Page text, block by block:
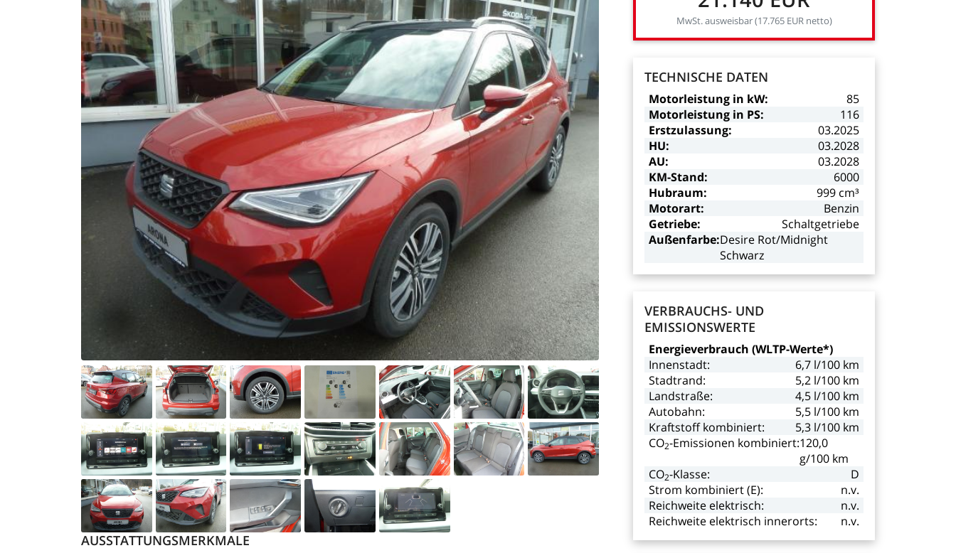
AUSSTATTUNGSMERKMALE
MwSt.ausweisbar(17.765 EUR netto)
TECHNISCHE DATEN
Motorleistung in kW:
85
Motorleistung in PS:
116
Erstzulassung:
03.2025
HU:
03.2028
AU:
03.2028
KM-Stand:
6000
Hubraum:
999 cm³
Motorart:
Benzin
Getriebe:
Schaltgetriebe
Außenfarbe:Desire Rot/Midnight
Schwarz
VERBRAUCHS- UND
EMISSIONSWERTE
Energieverbrauch (WLTP-Werte*)
Innenstadt:
6,7 l/100 km
Stadtrand:
5,2 l/100 km
Landstraße:
4,5 l/100 km
Autobahn:
5,5 l/100 km
Kraftstoff kombiniert: 5,3 l/100 km
CO2-Emissionen kombiniert:120,0
g/100 km
CO2-Klasse:
D
Strom kombiniert(E):
n.v.
Reichweite elektrisch:
n.v.
Reichweite elektrisch innerorts: n.v.